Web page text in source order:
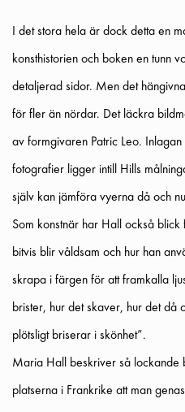
I det stora hela är dock detta en
konsthistorien och boken en tunn
detaljerad sidor. Men det
för fler än nördar. Det läckra
av formgivaren Patric Leo.
fotografier ligger intill Hills
själv kan jämföra vyerna då och
Som konstnär har Hall också
bitvis blir våldsam och hur han
skrapa i färgen för att framkalla
brister, hur det skaver, hur det då
plötsligt briserar i skönhet”.
Maria Hall beskriver så lockande
platserna i Frankrike att man